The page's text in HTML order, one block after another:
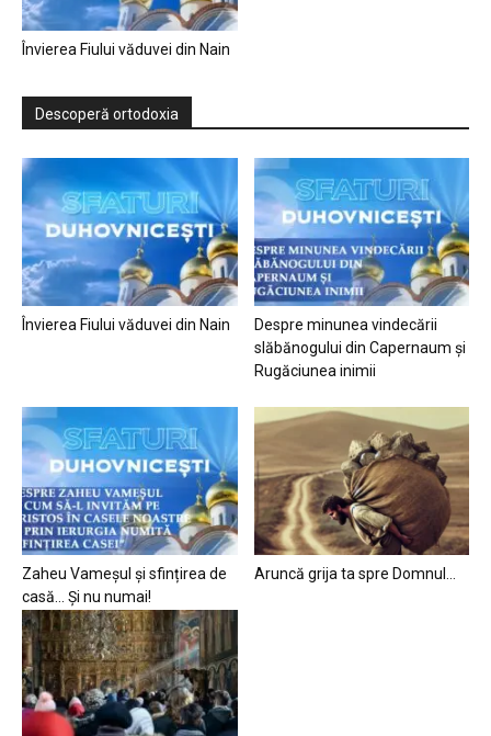
Învierea Fiului văduvei din Nain
Descoperă ortodoxia
Învierea Fiului văduvei din Nain
Despre minunea vindecării
slăbănogului din Capernaum și
Rugăciunea inimii
Zaheu Vameșul și sfințirea de
casă… Și nu numai!
Aruncă grija ta spre Domnul…